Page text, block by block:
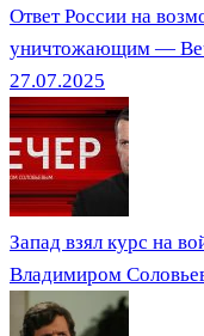
Ответ России на
уничтожающим —
27.07.2025
Запад взял курс на
Владимиром